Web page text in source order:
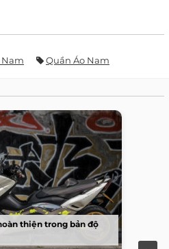
Nam Quần Áo Nam
thiện trong bản độ